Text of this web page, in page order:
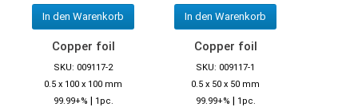
In den Warenkorb In den Warenkorb
Copper foil
SKU: 009117-2
0.5 x 100 x 100 mm
99.99+% | 1pc.
Copper foil
SKU: 009117-1
0.5 x 50 x 50 mm
99.99+% | 1pc.